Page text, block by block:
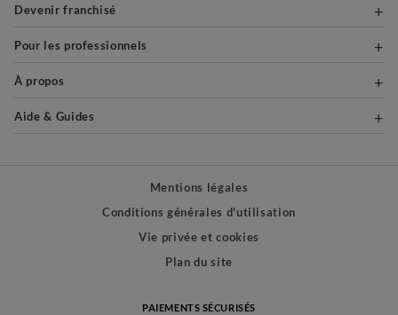
Devenir franchisé
Pour les professionnels
À propos
Aide & Guides
Mentions légales
Conditions générales d'utilisation
Vie privée et cookies
Plan du site
PAIEMENTS SÉCURISÉS